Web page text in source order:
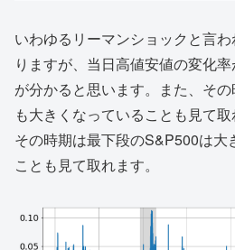
いわゆるリーマンショックと言
りますが、当日高値安値の変化
が分かると思います。また、そ
も大きくなっていることも見て取
その時期は最下段のS&P500は大
ことも見て取れます。